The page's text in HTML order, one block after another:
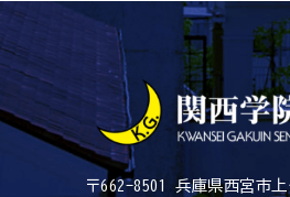
〒662-8501 兵庫県西宮市